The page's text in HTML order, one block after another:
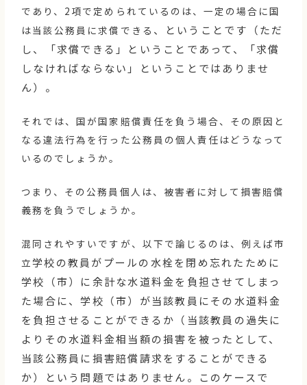
であり、2項で定められているのは、一定の場合に国
は当該公務員に求償できる 、ということです（ただ
し、「求償できる」ということであって、「求償
しなければならない」ということではありませ
ん）。
それでは、国が国家賠償責任を負う場合、その原因と
なる違法行為を行った公務員の個人責任はどうなって
いるのでしょうか。
つまり、その公務員個人は、被害者に対して損害賠償
義務を負うでしょうか。
混同されやすいですが、以下で論じるのは、例えば市
立学校の教員がプールの水栓を閉め忘れたために
学校（市）に余計な水道料金を負担させてしまっ
た場合に、学校（市）が当該教員にその水道料金
を負担させることができるか（当該教員の過失に
よりその水道料金相当額の損害を被ったとして、
当該公務員に損害賠償請求をすることができる
か）という問題ではありません。このケースで